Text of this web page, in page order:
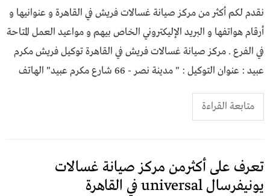
نقدم لكم أكثر من مركز صيانة غسالات فريش في القاهرة و عنوانيها و
أرقام هواتفها و البريد الإليكتروني الخاص بيهم و مواعيد العمل المتاحة
في الفرع . مركز صيانة غسالات فريش في القاهرة توكيل فريش مكرم
عبيد : عنوان التوكيل : " مدينة نصر - 66 شارع مكرم عبيد" الهاتف
متابعة القراءة
تعرف على أكثرمن مركز صيانة غسالات
يونيفرسال universal في القاهرة